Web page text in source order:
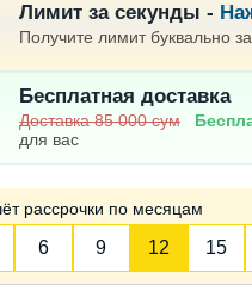
Лимит за секунды -
Получите лимит буквально
Бесплатная доставка
Доставка 85 000 сум
для вас
рассрочки по месяцам
6 9 12 15